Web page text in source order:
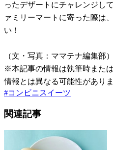
ったデザートにチャレンジし
ァミリーマートに寄った際は
い！
（文・写真：ママテナ編集部）
※本記事の情報は執筆時また
情報とは異なる可能性があり
#コンビニスイーツ
関連記事